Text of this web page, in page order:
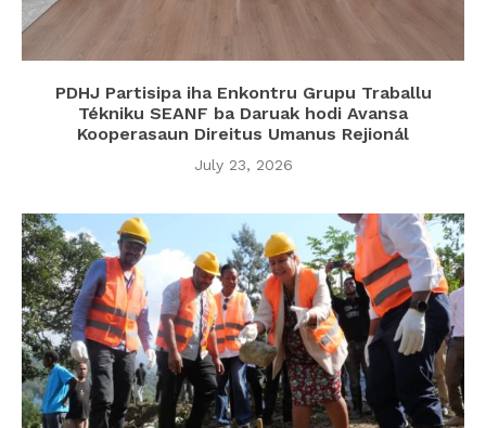
PDHJ Partisipa iha Enkontru Grupu Traballu
Tékniku SEANF ba Daruak hodi Avansa
Kooperasaun Direitus Umanus Rejionál
July 23, 2026